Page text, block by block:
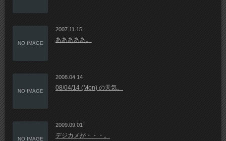
NO IMAGE
2007.11.15
あああああ。
NO IMAGE
2008.04.14
08/04/14 (Mon) の天気。
NO IMAGE
2009.09.01
デジカメが・・・。